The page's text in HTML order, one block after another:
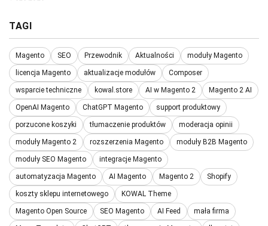
TAGI
Magento SEO Przewodnik Aktualności moduły Magento
licencja Magento aktualizacje modułów Composer
wsparcie techniczne kowal.store AI w Magento 2 Magento 2 AI
OpenAI Magento ChatGPT Magento support produktowy
porzucone koszyki tłumaczenie produktów moderacja opinii
moduły Magento 2 rozszerzenia Magento moduły B2B Magento
moduły SEO Magento integracje Magento
automatyzacja Magento AI Magento Magento 2 Shopify
koszty sklepu internetowego KOWAL Theme
Magento Open Source SEO Magento AI Feed mała firma